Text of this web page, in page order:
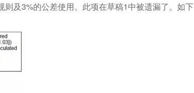
及3%的公差使用。此项在草稿1中被遗漏了。如下